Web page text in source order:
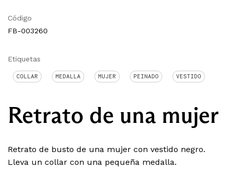
Código
FB-003260
Etiquetas
COLLAR MEDALLA MUJER PEINADO VESTIDO
Retrato de una mujer
Retrato de busto de una mujer con vestido negro.
Lleva un collar con una pequeña medalla.